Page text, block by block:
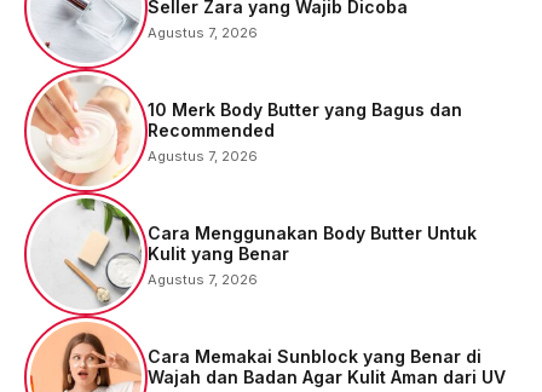
Seller Zara yang Wajib Dicoba
Agustus 7, 2026
10 Merk Body Butter yang Bagus dan
Recommended
Agustus 7, 2026
Cara Menggunakan Body Butter Untuk
Kulit yang Benar
Agustus 7, 2026
Cara Memakai Sunblock yang Benar di
Wajah dan Badan Agar Kulit Aman dari UV